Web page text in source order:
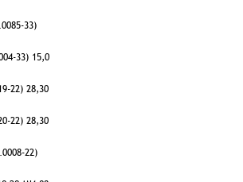
33)
33) 15,0
22) 28,30
22) 28,30
22)